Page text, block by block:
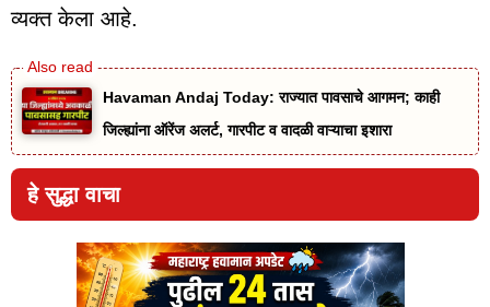
व्यक्त केला आहे.
Havaman Andaj Today: राज्यात पावसाचे आगमन; काही
जिल्ह्यांना ऑरेंज अलर्ट, गारपीट व वादळी वाऱ्याचा इशारा
हे सुद्धा वाचा